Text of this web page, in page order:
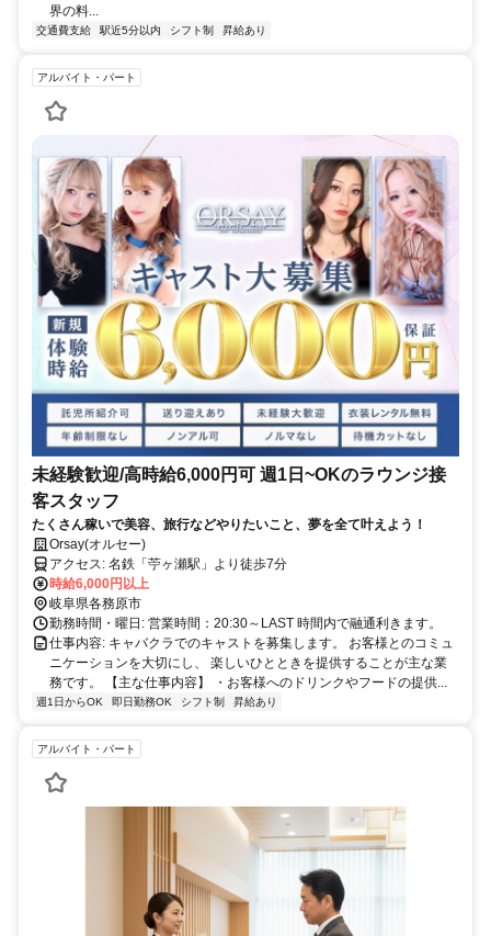
界の料...
交通費支給 駅近5分以内 シフト制 昇給あり
アルバイト・パート
未経験歓迎/高時給6,000円可 週1日~OKのラウンジ接
客スタッフ
たくさん稼いで美容、旅行などやりたいこと、夢を全て叶えよう！
Orsay(オルセー)
アクセス: 名鉄「苧ヶ瀬駅」より徒歩7分
時給6,000円以上
岐阜県各務原市
勤務時間・曜日: 営業時間：20:30～LAST 時間内で融通利きます。
仕事内容: キャバクラでのキャストを募集します。 お客様とのコミュ
ニケーションを大切にし、 楽しいひとときを提供することが主な業
務です。 【主な仕事内容】 ・お客様へのドリンクやフードの提供...
週1日からOK 即日勤務OK シフト制 昇給あり
アルバイト・パート